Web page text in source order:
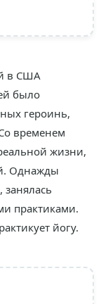
в США
было
героинь,
временем
жизни,
Однажды
практиками.
йогу.